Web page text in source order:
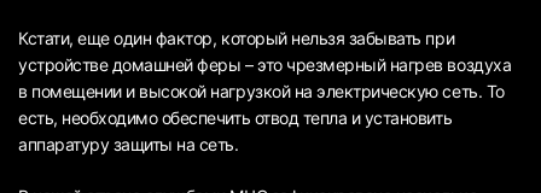
Кстати, еще один фактор, который нельзя забывать при
устройстве домашней феры – это чрезмерный нагрев воздуха
в помещении и высокой нагрузкой на электрическую сеть. То
есть, необходимо обеспечить отвод тепла и установить
аппаратуру защиты на сеть.